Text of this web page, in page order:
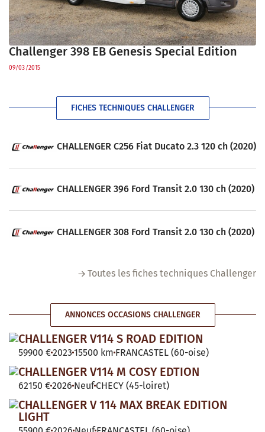
Challenger 398 EB Genesis Special Edition
09/03/2015
FICHES TECHNIQUES CHALLENGER
CHALLENGER C256 Fiat Ducato 2.3 120 ch (2020)
CHALLENGER 396 Ford Transit 2.0 130 ch (2020)
CHALLENGER 308 Ford Transit 2.0 130 ch (2020)
Toutes les fiches techniques Challenger
ANNONCES OCCASIONS CHALLENGER
CHALLENGER V114 S ROAD EDITION
59900 €2023 15500 km FRANCASTEL (60-oise)
CHALLENGER V114 M COSY EDTION
62150 €2026 Neuf CHECY (45-loiret)
CHALLENGER V 114 MAX BREAK EDITION
LIGHT